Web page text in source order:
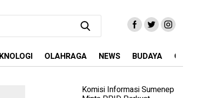
OLAHRAGA NEWS BUDAYA OPINI
Komisi Informasi Sumenep